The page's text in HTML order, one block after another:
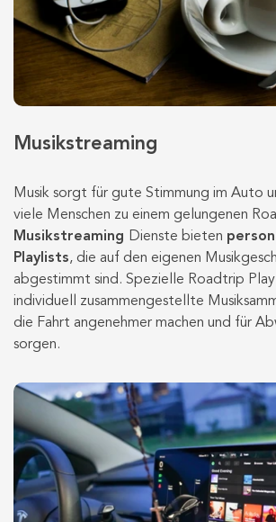
Musikstreaming
Musik sorgt für gute Stimmung im Auto
viele Menschen zu einem gelungenen
Musikstreaming Dienste bieten
Playlists, die auf den eigenen
abgestimmt sind. Spezielle Roadtrip
individuell zusammengestellte
die Fahrt angenehmer machen und für
sorgen.